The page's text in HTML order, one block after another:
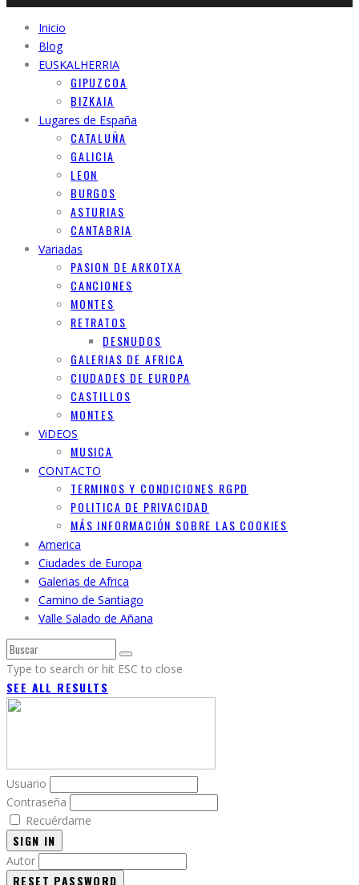
Inicio
Blog
EUSKALHERRIA
GIPUZCOA
BIZKAIA
Lugares de España
CATALUÑA
GALICIA
LEON
BURGOS
ASTURIAS
CANTABRIA
Variadas
PASION DE ARKOTXA
CANCIONES
MONTES
RETRATOS
DESNUDOS
GALERIAS DE AFRICA
CIUDADES DE EUROPA
CASTILLOS
MONTES
ViDEOS
MUSICA
CONTACTO
TERMINOS Y CONDICIONES RGPD
POLITICA DE PRIVACIDAD
MÁS INFORMACIÓN SOBRE LAS COOKIES
America
Ciudades de Europa
Galerias de Africa
Camino de Santiago
Valle Salado de Añana
Type to search or hit ESC to close
SEE ALL RESULTS
Usuario
Contraseña
Recuérdame
SIGN IN
Autor